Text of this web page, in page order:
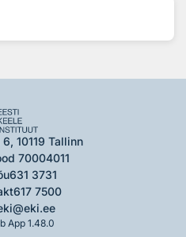
10119 Tallinn
70004011
631 3731
617 7500
App 1.48.0